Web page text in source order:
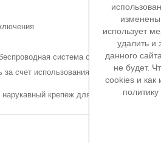
система с автозапуском)
за счет использования разъемного
нарукавный крепеж для провода,
использует
удалить и
данного
не будет.
cookies и как